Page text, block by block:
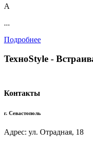
А
...
Подробнее
TexноStyle -
Контакты
г. Севастополь
Адрес: ул. Отрадная, 18